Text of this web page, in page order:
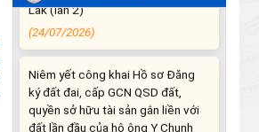
Niêm yết công khai Hồ sơ Đăng
ký đất đai, cấp GCN QSD đất,
quyền sở hữu tài sản gắn liền với
đất lần đầu của hộ ông Y Chunh
Hra
(23/07/2026)